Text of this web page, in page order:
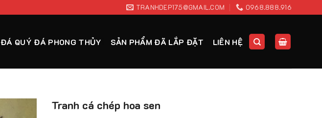
TRANHDEP175@GMAIL.COM 0968.888.916
ĐÁ QUÝ ĐÁ PHONG THỦY SẢN PHẨM ĐÃ LẮP ĐẶT LIÊN HỆ
Tranh cá chép hoa sen